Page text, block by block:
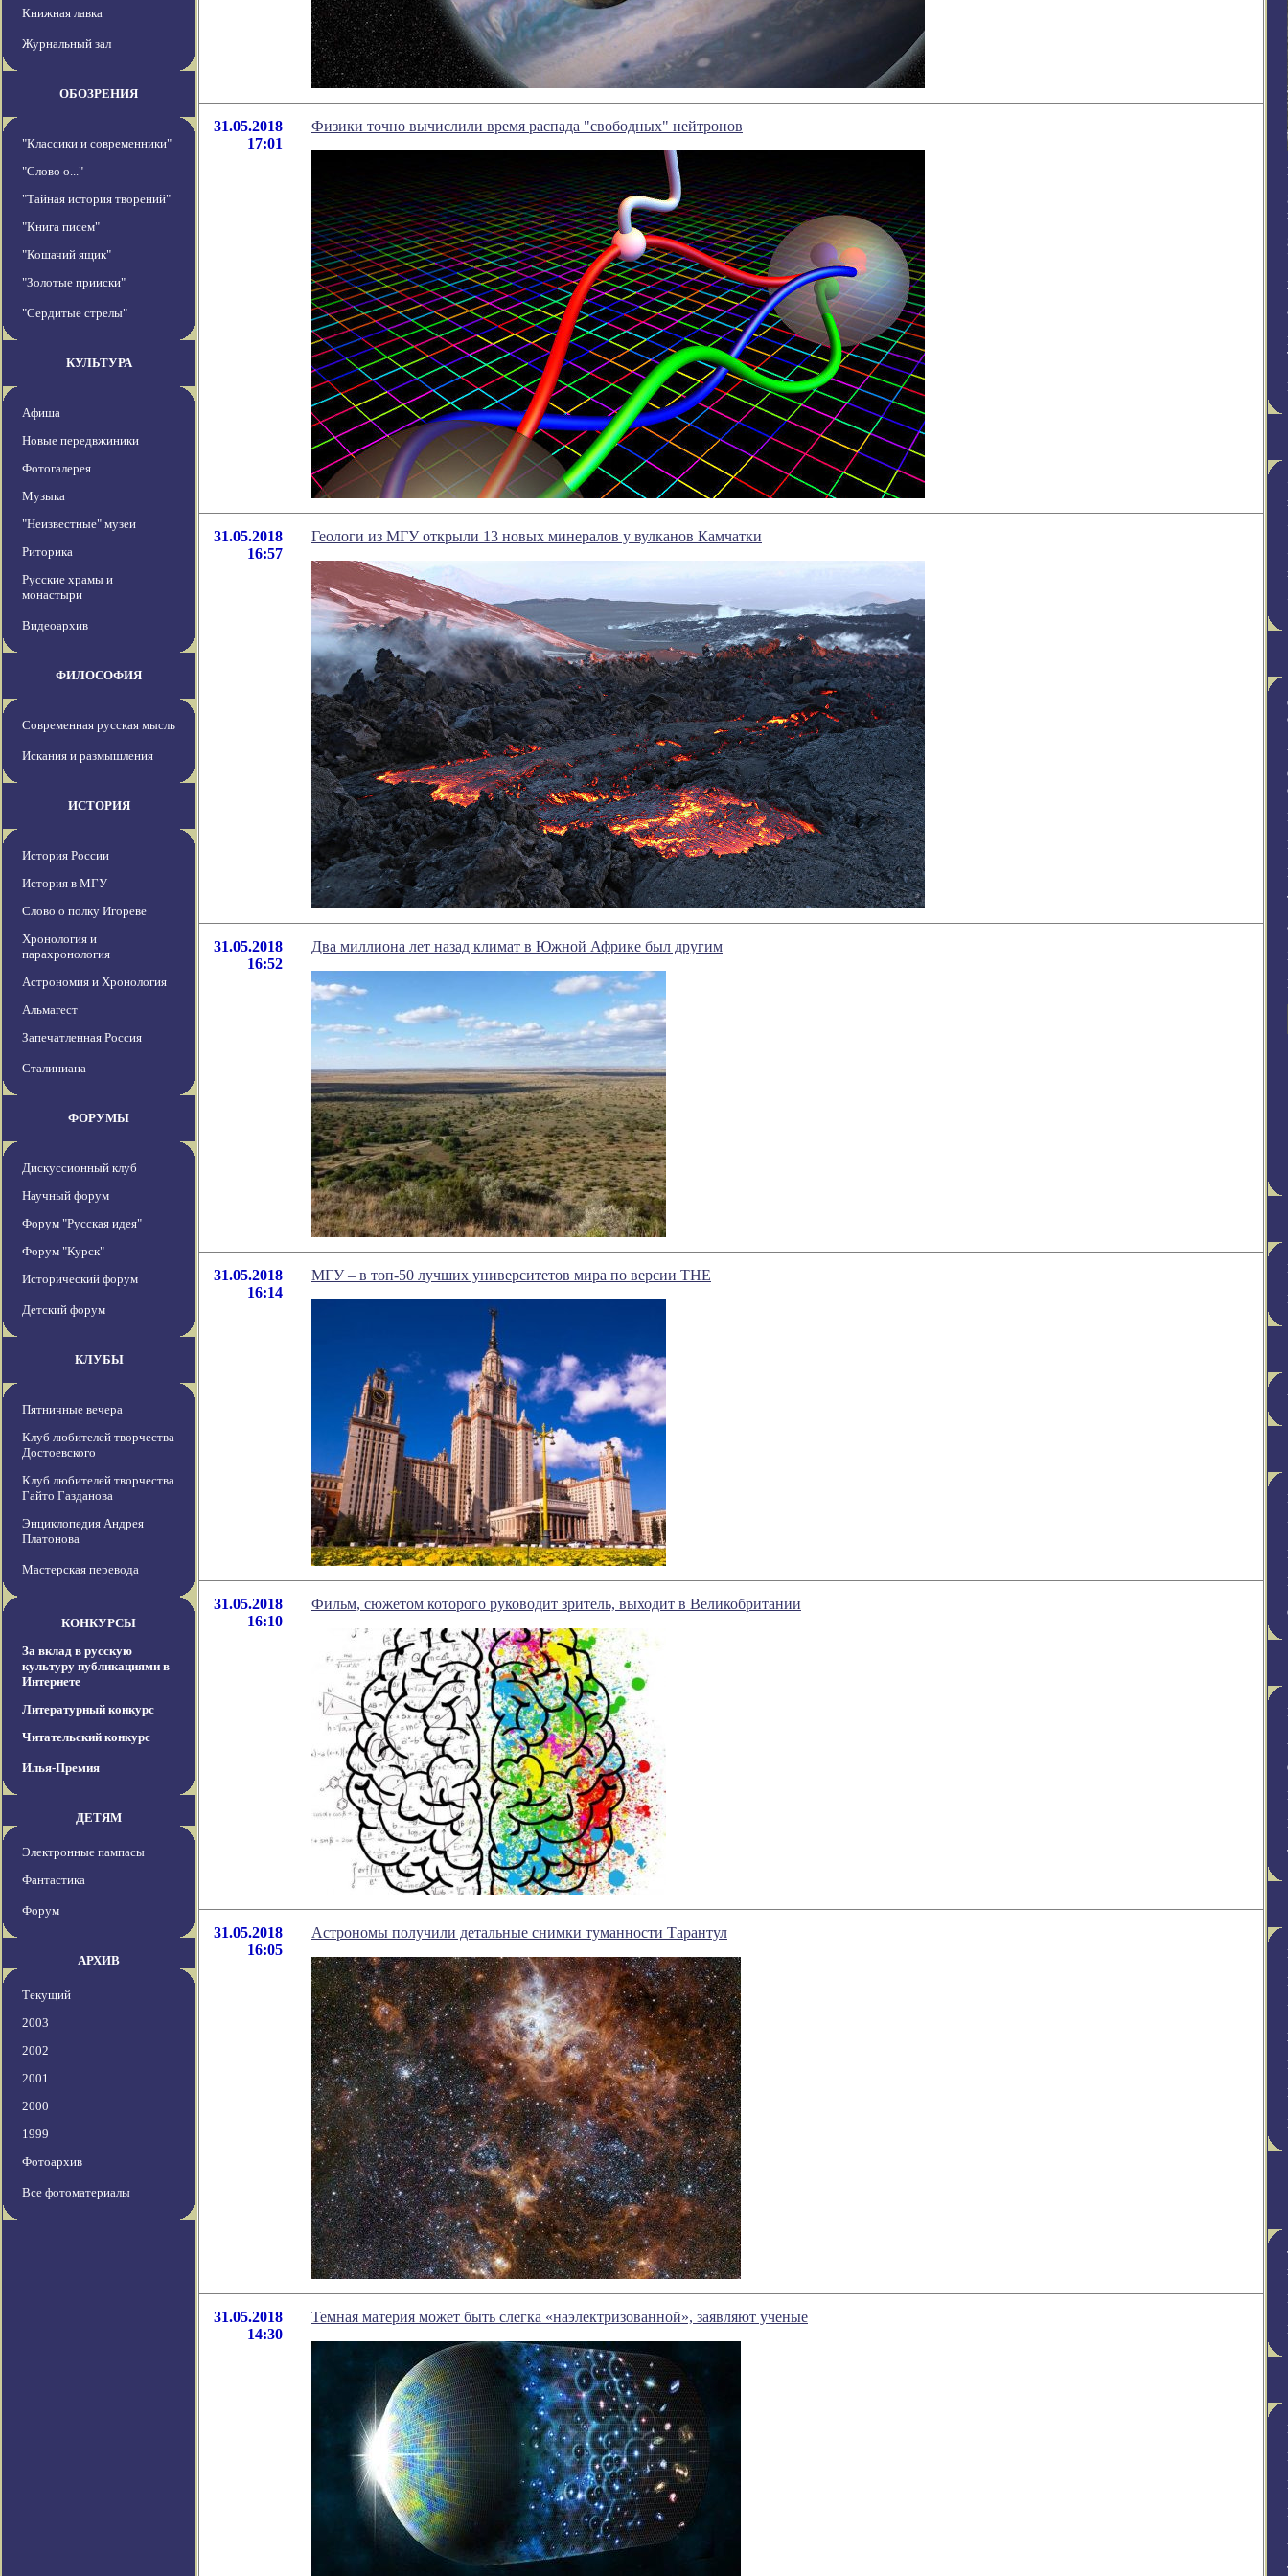
Книжная лавка
Журнальный зал
ОБОЗРЕНИЯ
"Классики и современники"
"Слово о..."
"Тайная история творений"
"Книга писем"
"Кошачий ящик"
"Золотые прииски"
"Сердитые стрелы"
КУЛЬТУРА
Афиша
Новые передвжиники
Фотогалерея
Музыка
"Неизвестные" музеи
Риторика
Русские храмы и
монастыри
Видеоархив
ФИЛОСОФИЯ
Современная русская мысль
Искания и размышления
ИСТОРИЯ
История России
История в МГУ
Слово о полку Игореве
Хронология и
парахронология
Астрономия и Хронология
Альмагест
Запечатленная Россия
Сталиниана
ФОРУМЫ
Дискуссионный клуб
Научный форум
Форум "Русская идея"
Форум "Курск"
Исторический форум
Детский форум
КЛУБЫ
Пятничные вечера
Клуб любителей творчества
Достоевского
Клуб любителей творчества
Гайто Газданова
Энциклопедия Андрея
Платонова
Мастерская перевода
КОНКУРСЫ
За вклад в русскую
культуру публикациями в
Интернете
Литературный конкурс
Читательский конкурс
Илья-Премия
ДЕТЯМ
Электронные пампасы
Фантастика
Форум
АРХИВ
Текущий
2003
2002
2001
2000
1999
Фотоархив
Все фотоматериалы
31.05.2018
17:01
Физики точно вычислили время распада "свободных" нейтронов
31.05.2018
16:57
Геологи из МГУ открыли 13 новых минералов у вулканов Камчатки
31.05.2018
16:52
Два миллиона лет назад климат в Южной Африке был другим
31.05.2018
16:14
МГУ – в топ-50 лучших университетов мира по версии THE
31.05.2018
16:10
Фильм, сюжетом которого руководит зритель, выходит в Великобритании
31.05.2018
16:05
Астрономы получили детальные снимки туманности Тарантул
31.05.2018
14:30
Темная материя может быть слегка «наэлектризованной», заявляют ученые